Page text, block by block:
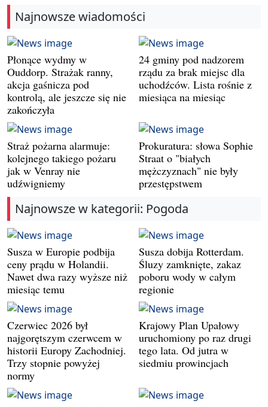
Najnowsze wiadomości
Płonące wydmy w
Ouddorp. Strażak ranny,
akcja gaśnicza pod
kontrolą, ale jeszcze się nie
zakończyła
24 gminy pod nadzorem
rządu za brak miejsc dla
uchodźców. Lista rośnie z
miesiąca na miesiąc
Straż pożarna alarmuje:
kolejnego takiego pożaru
jak w Venray nie
udźwigniemy
Prokuratura: słowa Sophie
Straat o "białych
mężczyznach" nie były
przestępstwem
Najnowsze w kategorii: Pogoda
Susza w Europie podbija
ceny prądu w Holandii.
Nawet dwa razy wyższe niż
miesiąc temu
Susza dobija Rotterdam.
Śluzy zamknięte, zakaz
poboru wody w całym
regionie
Czerwiec 2026 był
najgorętszym czerwcem w
historii Europy Zachodniej.
Trzy stopnie powyżej
normy
Krajowy Plan Upałowy
uruchomiony po raz drugi
tego lata. Od jutra w
siedmiu prowincjach